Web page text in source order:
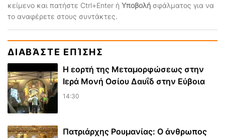
κείμενο και πατήστε Ctrl+Enter ή Υποβολή σφάλματος για να
το αναφέρετε στους συντάκτες.
ΔΙΑΒΆΣΤΕ ΕΠΊΣΗΣ
Η εορτή της Μεταμορφώσεως στην
Ιερά Μονή Οσίου Δαυΐδ στην Εύβοια
14:30
Πατριάρχης Ρουμανίας: Ο άνθρωπος